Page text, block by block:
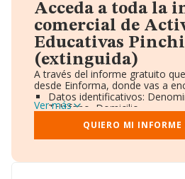
Acceda a toda la
comercial de
Educativas
(extinguida)
A través del informe gratuito
desde Einforma, donde vas a
Datos identificativos:
Teléfono, Domicilio.
Informe Mercantil Completo
Gráficos de Evolución Ventas
Consejo de Administración y
Accionistas.
Ver más
QUIERO MI INFORME